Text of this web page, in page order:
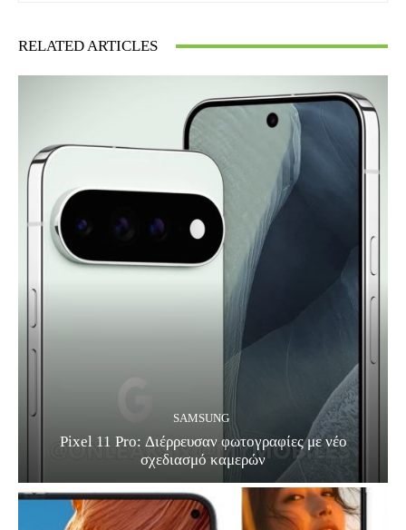
RELATED ARTICLES
SAMSUNG
Pixel 11 Pro: Διέρρευσαν φωτογραφίες με νέο
σχεδιασμό καμερών